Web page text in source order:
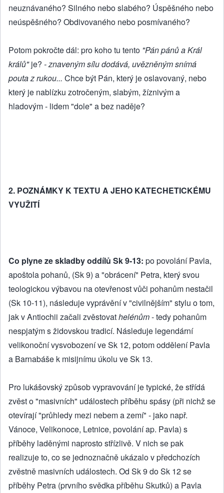
neuznávaného? Silného nebo slabého? Úspěšného nebo
neúspěšného? Obdivovaného nebo posmívaného?
Potom pokročte dál: pro koho tu tento "Pán pánů a Král
králů"je? - znaveným sílu dodává, uvězněným snímá
pouta z rukou... Chce být Pán, který je oslavovaný, nebo
který je nablízku zotročeným, slabým, žíznivým a
hladovým - lidem "dole" a bez naděje?
2. POZNÁMKY K TEXTU A JEHO KATECHETICKÉMU
VYUŽITÍ
Co plyne ze skladby oddílů Sk 9-13: po povolání Pavla,
apoštola pohanů, (Sk 9) a "obrácení" Petra, který svou
teologickou výbavou na otevřenost vůči pohanům nestačil
(Sk 10-11), následuje vyprávění v "civilnějším" stylu o tom,
jak v Antiochii začali zvěstovathelénům- tedy pohanům
nespjatým s židovskou tradicí. Následuje legendární
velikonoční vysvobození ve Sk 12, potom oddělení Pavla
a Barnabáše k misijnímu úkolu ve Sk 13.
Pro lukášovský způsob vypravování je typické, že střídá
zvěst o "masivních" událostech příběhu spásy (při nichž se
otevírají "průhledy mezi nebem a zemí" - jako např.
Vánoce, Velikonoce, Letnice, povolání ap. Pavla) s
příběhy laděnými naprosto střízlivě. V nich se pak
realizuje to, co se jednoznačně ukázalo v předchozích
zvěstně masivních událostech. Od Sk 9 do Sk 12 se
příběhy Petra (prvního svědka příběhu Skutků) a Pavla